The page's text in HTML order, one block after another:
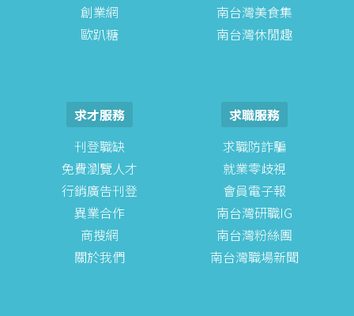
創業網
歐趴糖
南台灣美食集
南台灣休閒趣
求才服務
刊登職缺
免費瀏覽人才
行銷廣告刊登
異業合作
商搜網
關於我們
求職服務
求職防詐騙
就業零歧視
會員電子報
南台灣研職IG
南台灣粉絲團
南台灣職場新聞